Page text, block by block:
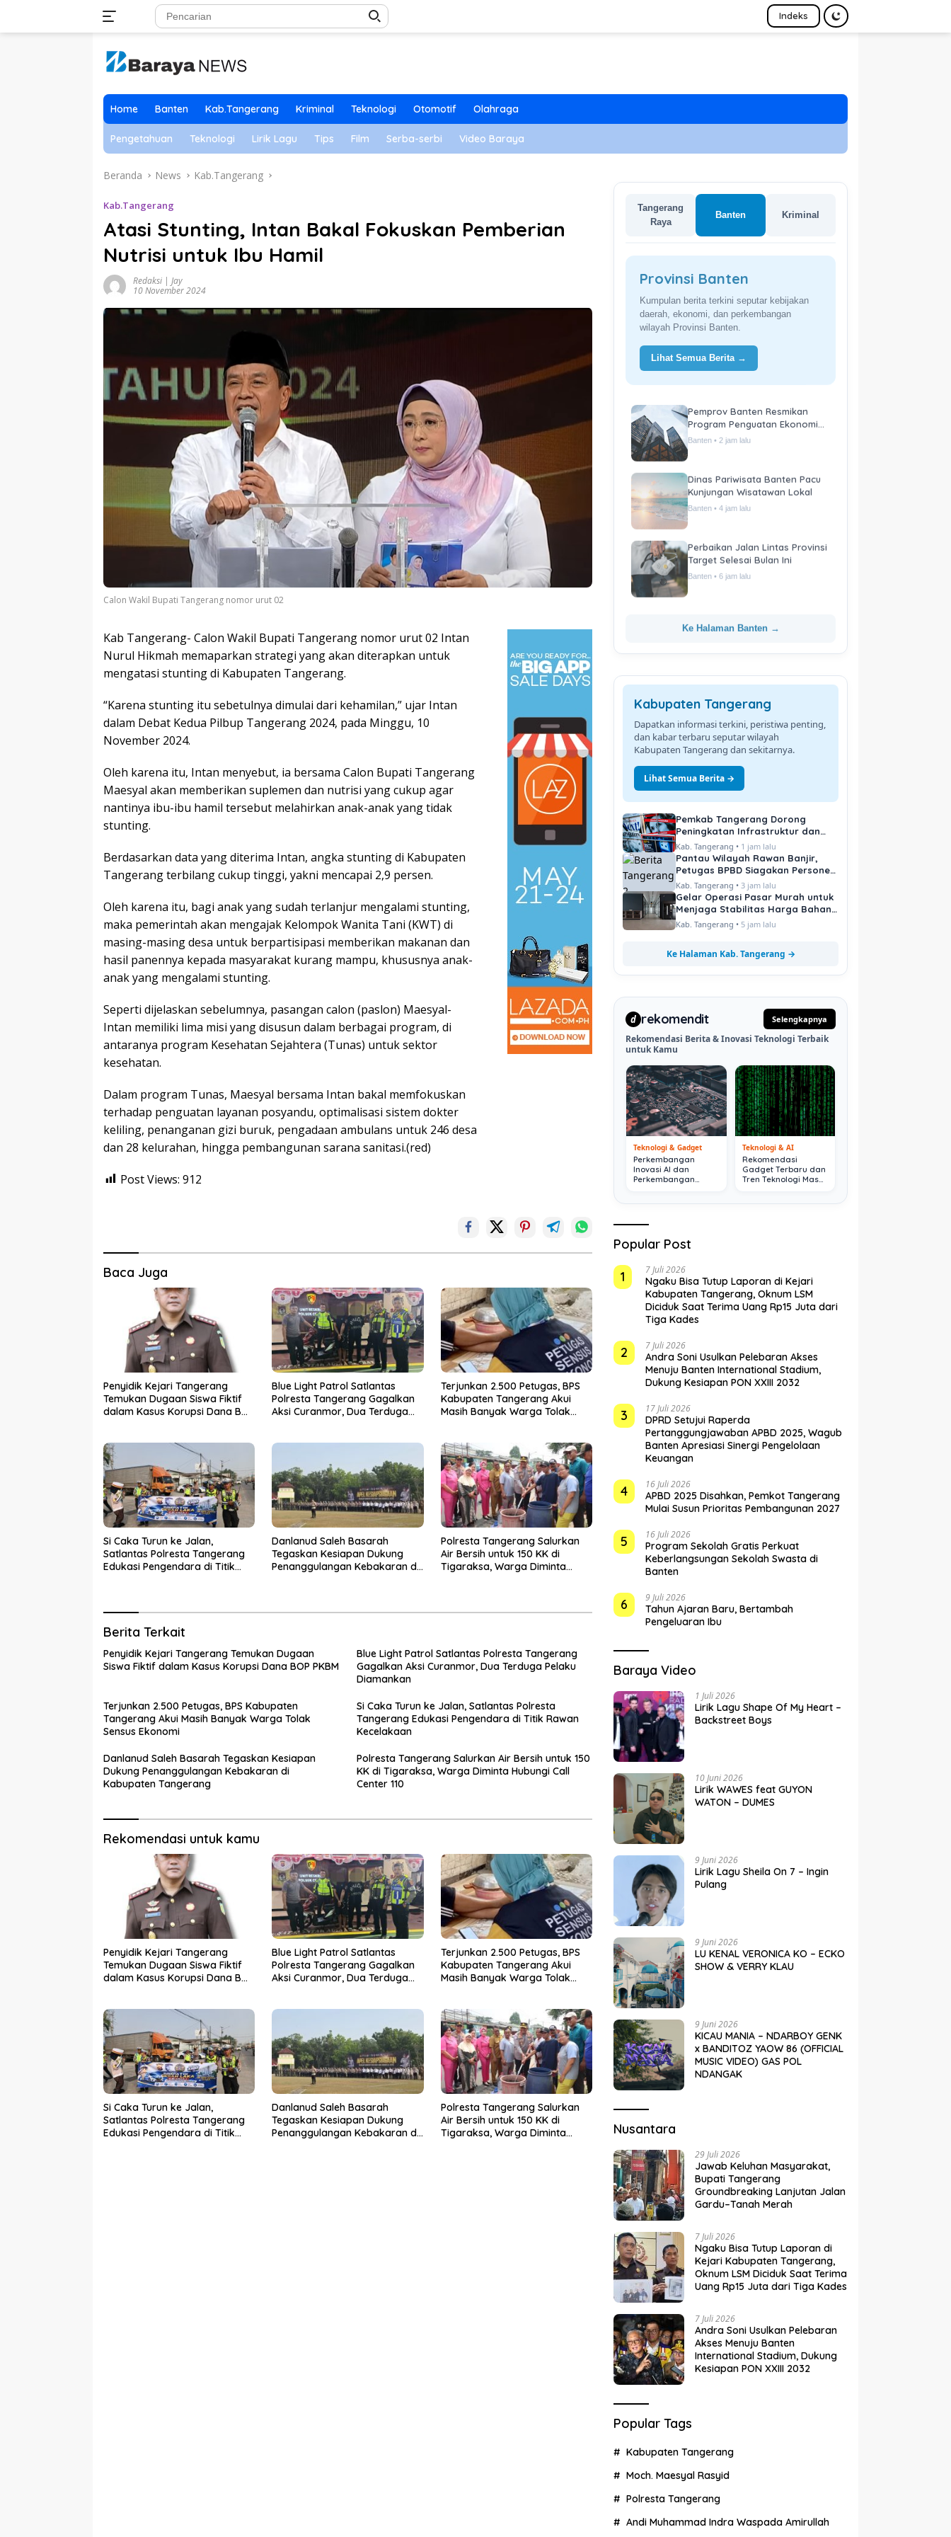
Indeks
Home Banten Kab.Tangerang Kriminal Teknologi Otomotif Olahraga
Pengetahuan Teknologi Lirik Lagu Tips Film Serba-serbi Video Baraya
Beranda News Kab.Tangerang
Kab.Tangerang
Atasi Stunting, Intan Bakal Fokuskan Pemberian
Nutrisi untuk Ibu Hamil
Redaksi | Jay
10 November 2024
Calon Wakil Bupati Tangerang nomor urut 02
Kab Tangerang- Calon Wakil Bupati Tangerang nomor urut 02 Intan
Nurul Hikmah memaparkan strategi yang akan diterapkan untuk
mengatasi stunting di Kabupaten Tangerang.
“Karena stunting itu sebetulnya dimulai dari kehamilan,” ujar Intan
dalam Debat Kedua Pilbup Tangerang 2024, pada Minggu, 10
November 2024.
Oleh karena itu, Intan menyebut, ia bersama Calon Bupati Tangerang
Maesyal akan memberikan suplemen dan nutrisi yang cukup agar
nantinya ibu-ibu hamil tersebut melahirkan anak-anak yang tidak
stunting.
Berdasarkan data yang diterima Intan, angka stunting di Kabupaten
Tangerang terbilang cukup tinggi, yakni mencapai 2,9 persen.
Oleh karena itu, bagi anak yang sudah terlanjur mengalami stunting,
maka pemerintah akan mengajak Kelompok Wanita Tani (KWT) di
masing-masing desa untuk berpartisipasi memberikan makanan dan
hasil panennya kepada masyarakat kurang mampu, khususnya anak-
anak yang mengalami stunting.
Seperti dijelaskan sebelumnya, pasangan calon (paslon) Maesyal-
Intan memiliki lima misi yang disusun dalam berbagai program, di
antaranya program Kesehatan Sejahtera (Tunas) untuk sektor
kesehatan.
Dalam program Tunas, Maesyal bersama Intan bakal memfokuskan
terhadap penguatan layanan posyandu, optimalisasi sistem dokter
keliling, penanganan gizi buruk, pengadaan ambulans untuk 246 desa
dan 28 kelurahan, hingga pembangunan sarana sanitasi.(red)
Post Views: 912
Baca Juga
Penyidik Kejari Tangerang
Temukan Dugaan Siswa Fiktif
dalam Kasus Korupsi Dana BOP
Blue Light Patrol Satlantas
Polresta Tangerang Gagalkan
Aksi Curanmor, Dua Terduga
Terjunkan 2.500 Petugas, BPS
Kabupaten Tangerang Akui
Masih Banyak Warga Tolak
Si Caka Turun ke Jalan,
Satlantas Polresta Tangerang
Edukasi Pengendara di Titik
Danlanud Saleh Basarah
Tegaskan Kesiapan Dukung
Penanggulangan Kebakaran di
Polresta Tangerang Salurkan
Air Bersih untuk 150 KK di
Tigaraksa, Warga Diminta
Berita Terkait
Penyidik Kejari Tangerang Temukan Dugaan
Siswa Fiktif dalam Kasus Korupsi Dana BOP PKBM
Blue Light Patrol Satlantas Polresta Tangerang
Gagalkan Aksi Curanmor, Dua Terduga Pelaku
Diamankan
Terjunkan 2.500 Petugas, BPS Kabupaten
Tangerang Akui Masih Banyak Warga Tolak
Sensus Ekonomi
Si Caka Turun ke Jalan, Satlantas Polresta
Tangerang Edukasi Pengendara di Titik Rawan
Kecelakaan
Danlanud Saleh Basarah Tegaskan Kesiapan
Dukung Penanggulangan Kebakaran di
Kabupaten Tangerang
Polresta Tangerang Salurkan Air Bersih untuk 150
KK di Tigaraksa, Warga Diminta Hubungi Call
Center 110
Rekomendasi untuk kamu
Penyidik Kejari Tangerang
Temukan Dugaan Siswa Fiktif
dalam Kasus Korupsi Dana BOP
Blue Light Patrol Satlantas
Polresta Tangerang Gagalkan
Aksi Curanmor, Dua Terduga
Terjunkan 2.500 Petugas, BPS
Kabupaten Tangerang Akui
Masih Banyak Warga Tolak
Si Caka Turun ke Jalan,
Satlantas Polresta Tangerang
Edukasi Pengendara di Titik
Danlanud Saleh Basarah
Tegaskan Kesiapan Dukung
Penanggulangan Kebakaran di
Polresta Tangerang Salurkan
Air Bersih untuk 150 KK di
Tigaraksa, Warga Diminta
Tangerang
Raya
Banten Kriminal
Provinsi Banten
Kumpulan berita terkini seputar kebijakan
daerah, ekonomi, dan perkembangan
wilayah Provinsi Banten.
Lihat Semua Berita →
Pemprov Banten Resmikan
Program Penguatan Ekonomi
Daerah
Banten • 2 jam lalu
Dinas Pariwisata Banten Pacu
Kunjungan Wisatawan Lokal
Banten • 4 jam lalu
Perbaikan Jalan Lintas Provinsi
Target Selesai Bulan Ini
Banten • 6 jam lalu
Ke Halaman Banten →
Kabupaten Tangerang
Dapatkan informasi terkini, peristiwa penting,
dan kabar terbaru seputar wilayah
Kabupaten Tangerang dan sekitarnya.
Lihat Semua Berita →
Pemkab Tangerang Dorong
Peningkatan Infrastruktur dan
Pelayanan Publik
Kab. Tangerang • 1 jam lalu
Pantau Wilayah Rawan Banjir,
Petugas BPBD Siagakan Personel
di Titik Kritis
Kab. Tangerang •3 jam lalu
Gelar Operasi Pasar Murah untuk
Menjaga Stabilitas Harga Bahan
Pokok
Kab. Tangerang • 5 jam lalu
Ke Halaman Kab. Tangerang →
d rekomendit Selengkapnya
Rekomendasi Berita & Inovasi Teknologi Terbaik
untuk Kamu
Teknologi & Gadget
Perkembangan
Inovasi AI dan
Perkembangan
Teknologi & AI
Rekomendasi
Gadget Terbaru dan
Tren Teknologi Masa
Popular Post
1
7 Juli 2026
Ngaku Bisa Tutup Laporan di Kejari
Kabupaten Tangerang, Oknum LSM
Diciduk Saat Terima Uang Rp15 Juta dari
Tiga Kades
2 7 Juli 2026
Andra Soni Usulkan Pelebaran Akses
Menuju Banten International Stadium,
Dukung Kesiapan PON XXIII 2032
3 17 Juli 2026
DPRD Setujui Raperda
Pertanggungjawaban APBD 2025, Wagub
Banten Apresiasi Sinergi Pengelolaan
Keuangan
4 16 Juli 2026
APBD 2025 Disahkan, Pemkot Tangerang
Mulai Susun Prioritas Pembangunan 2027
5 16 Juli 2026
Program Sekolah Gratis Perkuat
Keberlangsungan Sekolah Swasta di
Banten
6 9 Juli 2026
Tahun Ajaran Baru, Bertambah
Pengeluaran Ibu
Baraya Video
1 Juli 2026
Lirik Lagu Shape Of My Heart –
Backstreet Boys
10 Juni 2026
Lirik WAWES feat GUYON
WATON – DUMES
9 Juni 2026
Lirik Lagu Sheila On 7 – Ingin
Pulang
9 Juni 2026
LU KENAL VERONICA KO – ECKO
SHOW & VERRY KLAU
9 Juni 2026
KICAU MANIA – NDARBOY GENK
x BANDITOZ YAOW 86 (OFFICIAL
MUSIC VIDEO) GAS POL
NDANGAK
Nusantara
29 Juli 2026
Jawab Keluhan Masyarakat,
Bupati Tangerang
Groundbreaking Lanjutan Jalan
Gardu–Tanah Merah
7 Juli 2026
Ngaku Bisa Tutup Laporan di
Kejari Kabupaten Tangerang,
Oknum LSM Diciduk Saat Terima
Uang Rp15 Juta dari Tiga Kades
7 Juli 2026
Andra Soni Usulkan Pelebaran
Akses Menuju Banten
International Stadium, Dukung
Kesiapan PON XXIII 2032
Popular Tags
Kabupaten Tangerang
Moch. Maesyal Rasyid
Polresta Tangerang
Andi Muhammad Indra Waspada Amirullah